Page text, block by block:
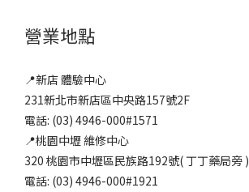
營業地點
📍新店 體驗中心
231新北市新店區中央路157號2F
電話: (03) 4946-000#1571
📍桃園中壢 維修中心
320 桃園市中壢區民族路192號( 丁丁藥局旁 )
電話: (03) 4946-000#1921